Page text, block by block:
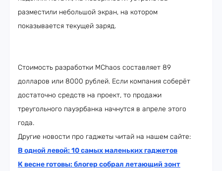
разместили небольшой экран, на котором
показывается текущей заряд.
Стоимость разработки MChaos составляет 89
долларов или 8000 рублей. Если компания соберёт
достаточно средств на проект, то продажи
треугольного пауэрбанка начнутся в апреле этого
года.
Другие новости про гаджеты читай на нашем сайте:
В одной левой: 10 самых маленьких гаджетов
К весне готовы: блогер собрал летающий зонт